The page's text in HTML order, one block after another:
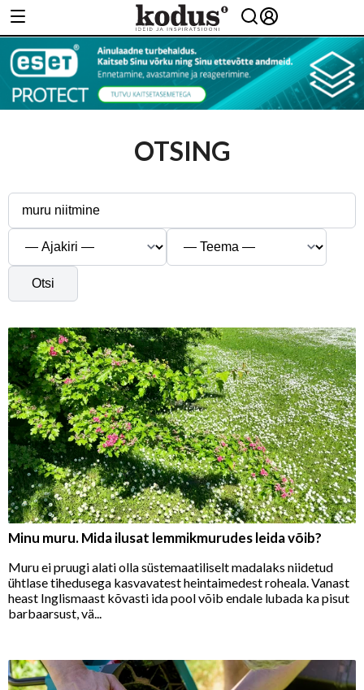
OTSING
Otsi
Minu muru. Mida ilusat lemmikmurudes leida võib?
Muru ei pruugi alati olla süstemaatiliselt madalaks niidetud
ühtlase tihedusega kasvavatest heintaimedest roheala. Vanast
heast Inglismaast kõvasti ida pool võib endale lubada ka pisut
barbaarsust, vä...